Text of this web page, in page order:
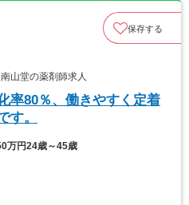
保存する
山堂の薬剤師求人
率80％、働きやすく定着
す。
万円24歳～45歳